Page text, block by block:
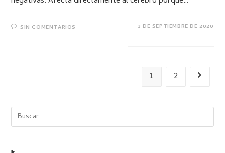
SIN COMENTARIOS 3 DE SEPTIEMBRE DE 2020
1 2